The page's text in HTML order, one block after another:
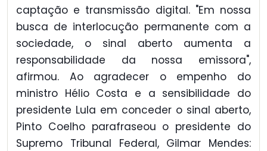
captação e transmissão digital. "Em nossa
busca de interlocução permanente com a
sociedade, o sinal aberto aumenta a
responsabilidade da nossa emissora",
afirmou. Ao agradecer o empenho do
ministro Hélio Costa e a sensibilidade do
presidente Lula em conceder o sinal aberto,
Pinto Coelho parafraseou o presidente do
Supremo Tribunal Federal, Gilmar Mendes: